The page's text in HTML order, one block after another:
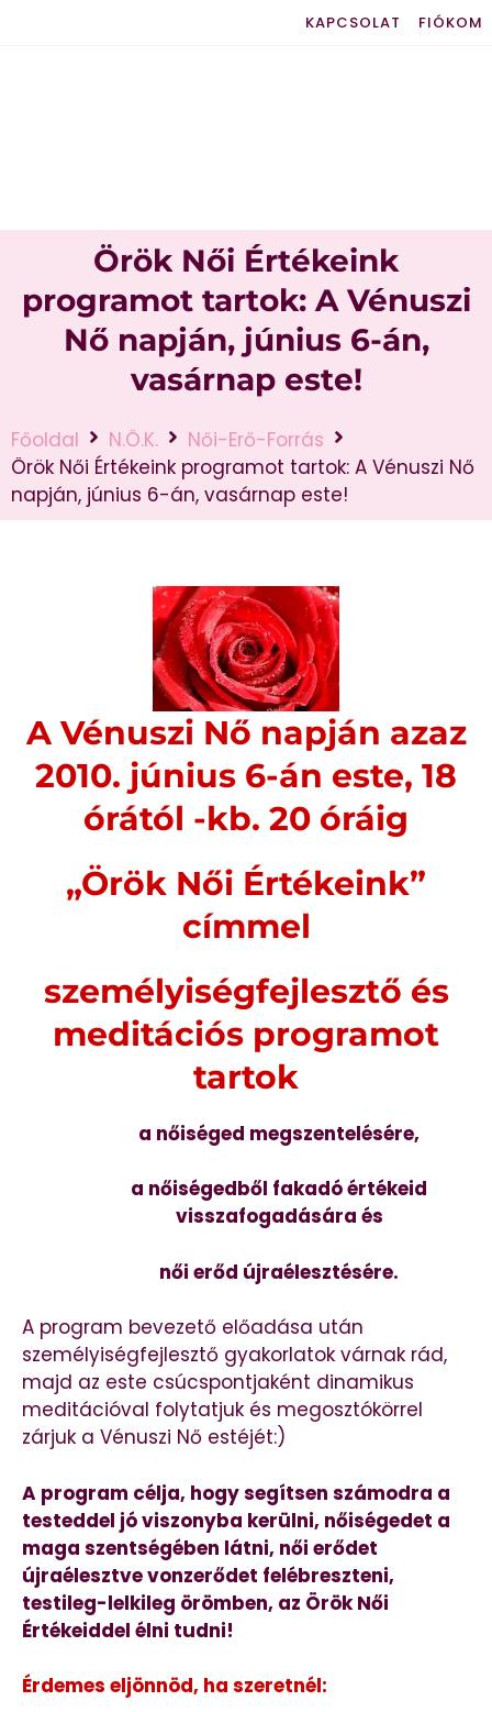
KAPCSOLAT FIÓKOM
Örök Női Értékeink
programot tartok: A Vénuszi
Nő napján, június 6-án,
vasárnap este!
Főoldal N.Ö.K.
Női-Erő-Forrás
Örök Női Értékeink programot tartok: A Vénuszi Nő
napján, június 6-án, vasárnap este!
A Vénuszi Nő napján azaz
2010. június 6-án este, 18
órától -kb. 20 óráig
„Örök Női Értékeink”
címmel
személyiségfejlesztő és
meditációs programot
tartok
a nőiséged megszentelésére,
a nőiségedből fakadó értékeid
visszafogadására és
női erőd újraélesztésére.
A program bevezető előadása után
személyiségfejlesztő gyakorlatok várnak rád,
majd az este csúcspontjaként dinamikus
meditációval folytatjuk és megosztókörrel
zárjuk a Vénuszi Nő estéjét:)
A program célja, hogy segítsen számodra a
testeddel jó viszonyba kerülni, nőiségedet a
maga szentségében látni, női erődet
újraélesztve vonzerődet felébreszteni,
testileg-lelkileg örömben, az Örök Női
Értékeiddel élni tudni!
Érdemes eljönnöd, ha szeretnél: